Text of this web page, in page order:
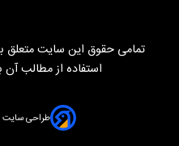
تمامی حقوق این سایت متعلق
استفاده از مطالب آن
طراحی سایت